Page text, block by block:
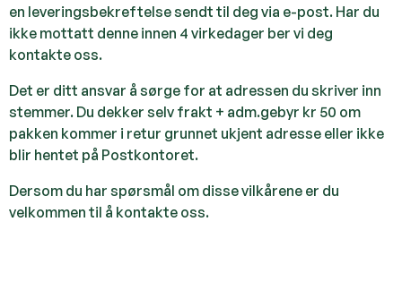
en leveringsbekreftelse sendt til deg via e-post. Har du
ikke mottatt denne innen 4 virkedager ber vi deg
kontakte oss.
Det er ditt ansvar å sørge for at adressen du skriver inn
stemmer. Du dekker selv frakt + adm.gebyr kr 50 om
pakken kommer i retur grunnet ukjent adresse eller ikke
blir hentet på Postkontoret.
Dersom du har spørsmål om disse vilkårene er du
velkommen til å kontakte oss.